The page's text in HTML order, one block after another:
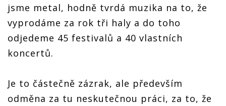
jsme metal, hodně tvrdá muzika na to, že
vyprodáme za rok tři haly a do toho
odjedeme 45 festivalů a 40 vlastních
koncertů.
Je to částečně zázrak, ale především
odměna za tu neskutečnou práci, za to, že